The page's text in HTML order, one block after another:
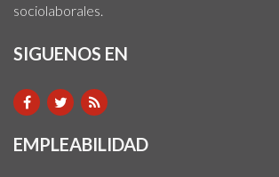
sociolaborales.
SIGUENOS EN
EMPLEABILIDAD